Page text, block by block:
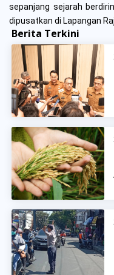
sepanjang sejarah
dipusatkan di Lapangan
Berita Terkini